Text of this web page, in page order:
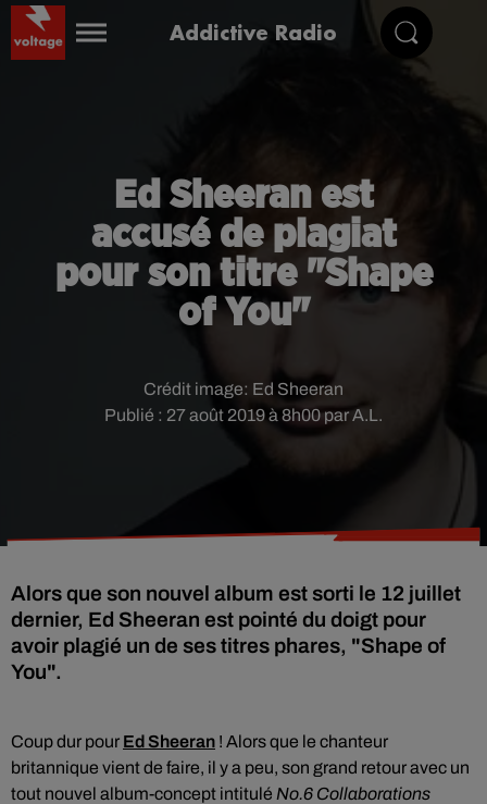
Addictive Radio
Ed Sheeran est
accusé de plagiat
pour son titre "Shape
of You"
Publié : 27 août 2019 à 8h00 par A.L.
Crédit image: Ed Sheeran
Alors que son nouvel album est sorti le 12 juillet
dernier, Ed Sheeran est pointé du doigt pour
avoir plagié un de ses titres phares, "Shape of
You".
Coup dur pour Ed Sheeran ! Alors que le chanteur
britannique vient de faire, il y a peu, son grand retour avec un
tout nouvel album-concept intitulé No.6 Collaborations